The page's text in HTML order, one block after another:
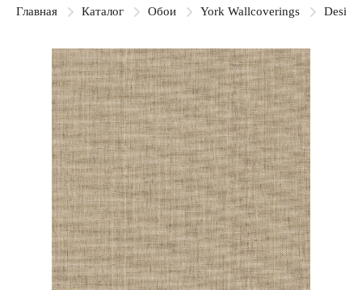
Главная Каталог Обои York Wallcoverings